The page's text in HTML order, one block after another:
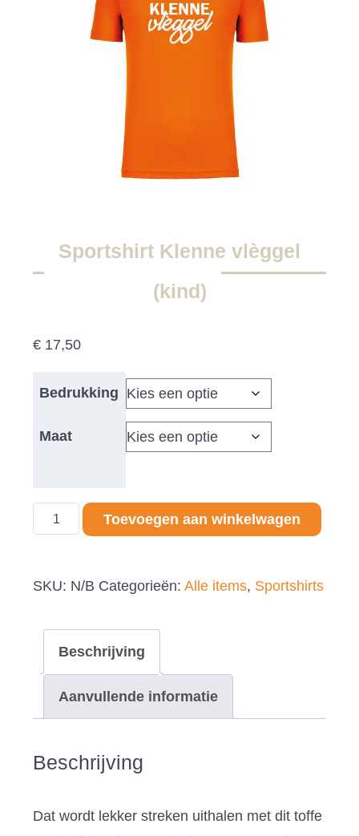
Sportshirt Klenne vlèggel
(kind)
€ 17,50
Bedrukking
Maat
Sportshirt
aantal
Toevoegen aan winkelwagen
SKU: N/B Categorieën: Alle items, Sportshirts
Beschrijving
Aanvullende informatie
Beschrijving
Dat wordt lekker streken uithalen met dit toffe